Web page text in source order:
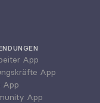
App
App
App
App